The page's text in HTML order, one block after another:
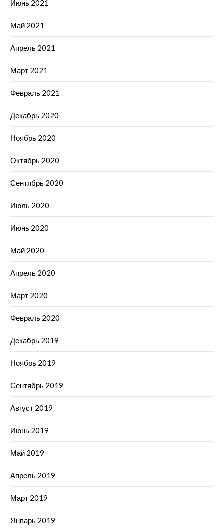
Июнь 2021
Май 2021
Апрель 2021
Март 2021
Февраль 2021
Декабрь 2020
Ноябрь 2020
Октябрь 2020
Сентябрь 2020
Июль 2020
Июнь 2020
Май 2020
Апрель 2020
Март 2020
Февраль 2020
Декабрь 2019
Ноябрь 2019
Сентябрь 2019
Август 2019
Июнь 2019
Май 2019
Апрель 2019
Март 2019
Январь 2019